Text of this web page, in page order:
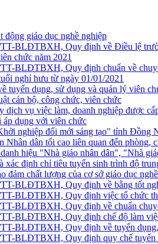
động giáo dục nghề nghiệp
TT-BLĐTBXH, Quy định về Điều lệ
chức năm 2021
BLĐTBXH, Quy định chuẩn về
nghỉ hưu từ ngày 01/01/2021
tuyển dụng, sử dụng và quản lý viên
cán bộ, công chức, viên chức
dịch vụ việc làm, doanh nghiệp được
áp dụng với viên chức
nghiệp đổi mới sáng tạo" tỉnh Đồng
Nhân dân tối cao liên quan đến phòng,
hiệu "Nhà giáo nhân dân", "Nhà
xác định chỉ tiêu tuyển sinh trình độ
đảm chất lượng của cơ sở giáo dục
BLĐTBXH, Quy định về bằng tốt
BLĐTBXH, Quy định việc tổ chức
BLĐTBXH, Quy định về chuẩn
BLĐTBXH, Quy định chế độ làm
BLĐTBXH, Quy định về tuyển
BLĐTBXH, Quy định quy chế tuyển